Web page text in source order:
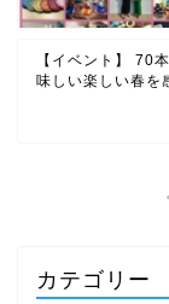
【イベント】 70
味しい楽しい春を
カテゴリー